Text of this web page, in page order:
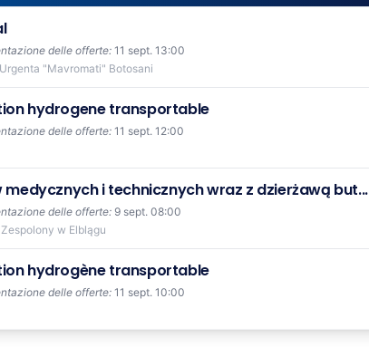
delle offerte: 11 sept. 13:00
"Mavromati" Botosani
hydrogene transportable
delle offerte: 11 sept. 12:00
i technicznych wraz z dzierżawą but...
delle offerte: 9 sept. 08:00
w Elblągu
hydrogène transportable
delle offerte: 11 sept. 10:00